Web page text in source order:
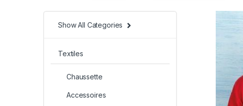
Show All Categories
Textiles
Chaussette
Accessoires